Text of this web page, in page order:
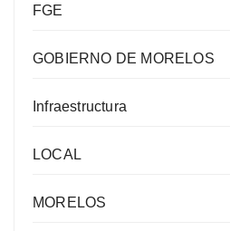
FGE
GOBIERNO DE MORELOS
Infraestructura
LOCAL
MORELOS